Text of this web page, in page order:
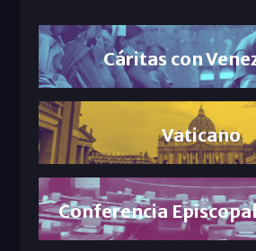
Cáritas con
Vaticano
Conferencia